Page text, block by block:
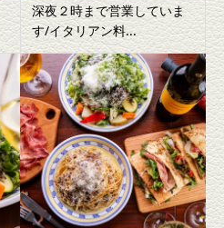
深夜２時まで営業していま
す/イタリアン料...